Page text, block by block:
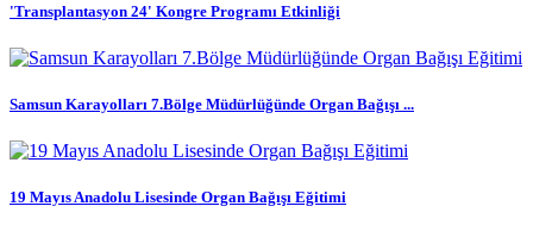
'Transplantasyon 24' Kongre Programı Etkinliği
Samsun Karayolları 7.Bölge Müdürlüğünde Organ Bağışı ...
19 Mayıs Anadolu Lisesinde Organ Bağışı Eğitimi